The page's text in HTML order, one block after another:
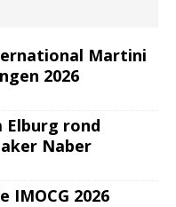
Martini
2026
Elburg rond
Naber
2026